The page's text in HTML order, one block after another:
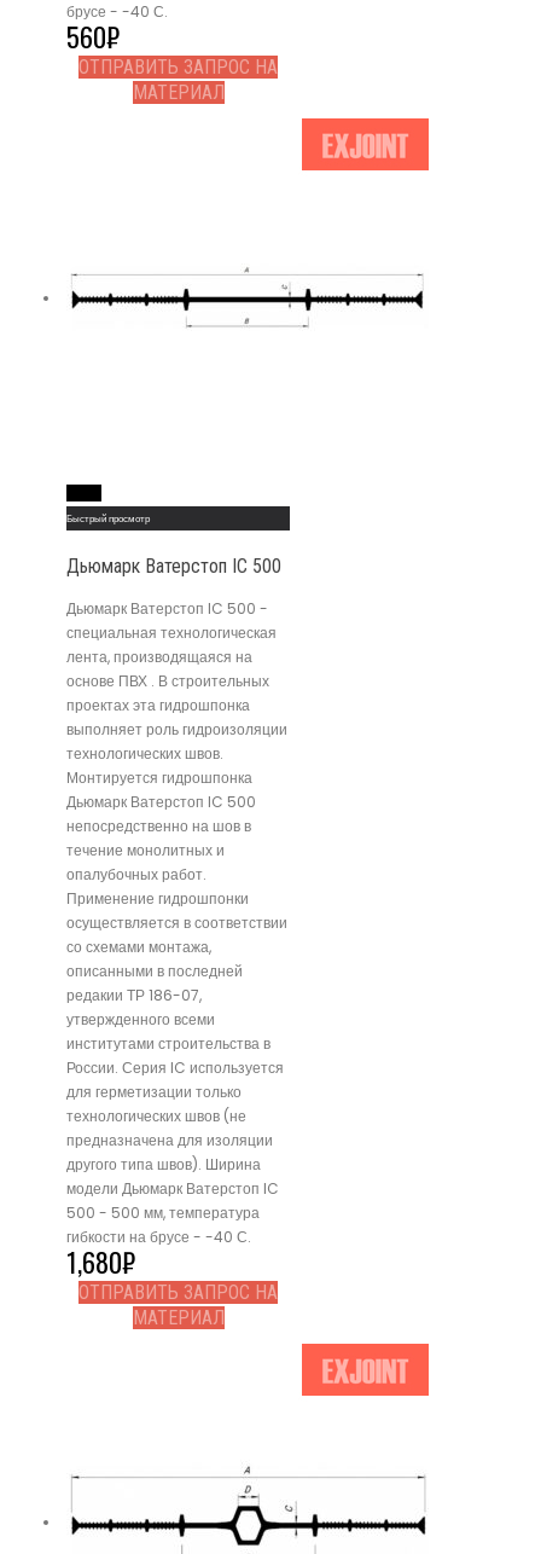
брусе - -40 С.
560₽
ОТПРАВИТЬ ЗАПРОС НА
МАТЕРИАЛ
Быстрый просмотр
Дьюмарк Ватерстоп IC 500
Дьюмарк Ватерстоп IC 500 -
специальная технологическая
лента, производящаяся на
основе ПВХ . В строительных
проектах эта гидрошпонка
выполняет роль гидроизоляции
технологических швов.
Монтируется гидрошпонка
Дьюмарк Ватерстоп IC 500
непосредственно на шов в
течение монолитных и
опалубочных работ.
Применение гидрошпонки
осуществляется в соответствии
со схемами монтажа,
описанными в последней
редакии ТР 186-07,
утвержденного всеми
институтами строительства в
России. Серия IC используется
для герметизации только
технологических швов (не
предназначена для изоляции
другого типа швов). Ширина
модели Дьюмарк Ватерстоп IC
500 - 500 мм, температура
гибкости на брусе - -40 С.
1,680₽
ОТПРАВИТЬ ЗАПРОС НА
МАТЕРИАЛ